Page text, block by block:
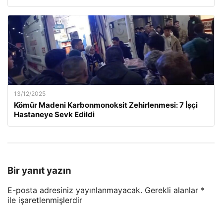
13/12/2025
Kömür Madeni Karbonmonoksit Zehirlenmesi: 7 İşçi
Hastaneye Sevk Edildi
Bir yanıt yazın
E-posta adresiniz yayınlanmayacak. Gerekli alanlar *
ile işaretlenmişlerdir